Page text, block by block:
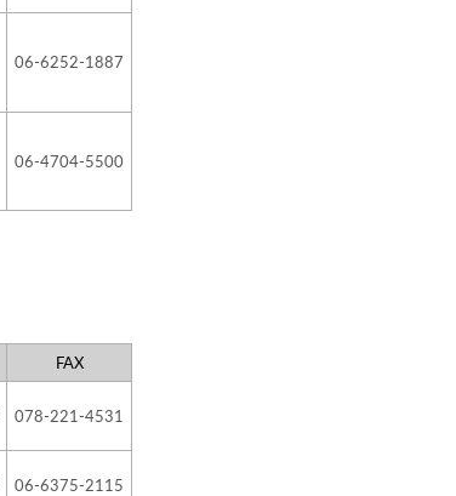
06-6252-1887
06-4704-5500
FAX
078-221-4531
06-6375-2115